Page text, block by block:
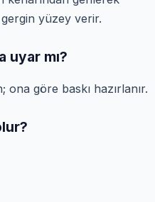
gergin yüzey verir.
uyar mı?
göre baskı hazırlanır.